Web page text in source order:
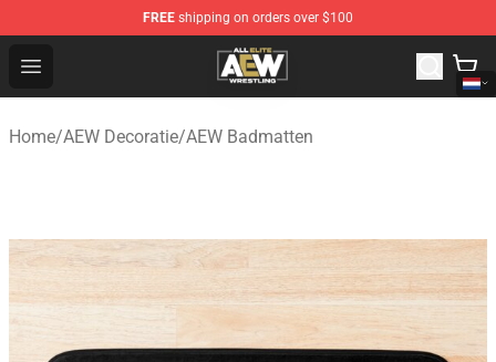
FREE shipping on orders over $100
Open menu
Aew Shop ⚡️ Official Aew Merchandise Store
Home/AEW Decoratie/AEW Badmatten